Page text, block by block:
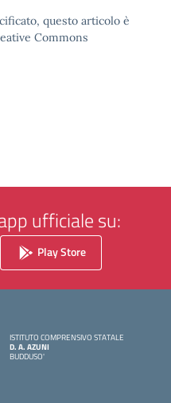
questo articolo è
Commons
ufficiale su:
Play Store
ISTITUTO COMPRENSIVO STATALE
D. A. AZUNI
BUDDUSO'